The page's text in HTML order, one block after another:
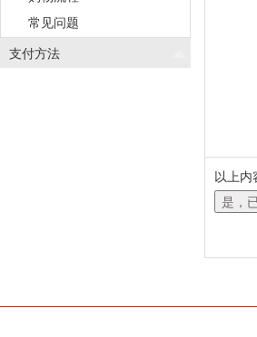
常见问题
支付方法
以上内